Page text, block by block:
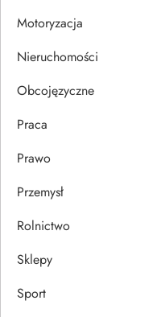
u
Motoryzacja
Nieruchomości
Obcojęzyczne
Praca
Prawo
Przemysł
Rolnictwo
Sklepy
Sport